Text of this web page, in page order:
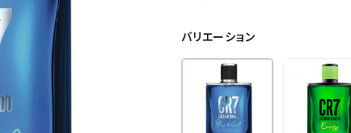
バリエーション